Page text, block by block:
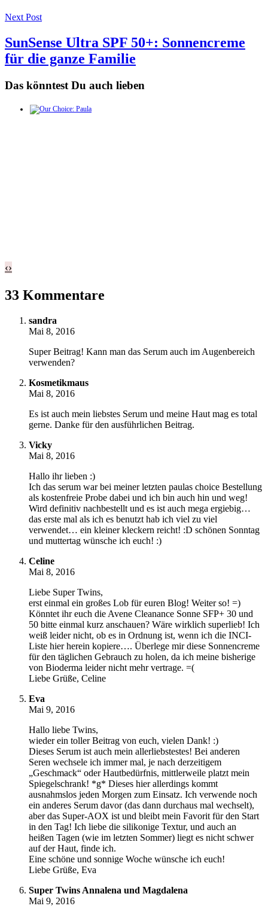
Next Post
SunSense Ultra SPF 50+: Sonnencreme
für die ganze Familie
Das könntest Du auch lieben
‹›
33 Kommentare
sandra
Mai 8, 2016
Super Beitrag! Kann man das Serum auch im Augenbereich
verwenden?
Kosmetikmaus
Mai 8, 2016
Es ist auch mein liebstes Serum und meine Haut mag es total
gerne. Danke für den ausführlichen Beitrag.
Vicky
Mai 8, 2016
Hallo ihr lieben :)
Ich das serum war bei meiner letzten paulas choice Bestellung
als kostenfreie Probe dabei und ich bin auch hin und weg!
Wird definitiv nachbestellt und es ist auch mega ergiebig…
das erste mal als ich es benutzt hab ich viel zu viel
verwendet… ein kleiner kleckern reicht! :D schönen Sonntag
und muttertag wünsche ich euch! :)
Celine
Mai 8, 2016
Liebe Super Twins,
erst einmal ein großes Lob für euren Blog! Weiter so! =)
Könntet ihr euch die Avene Cleanance Sonne SFP+ 30 und
50 bitte einmal kurz anschauen? Wäre wirklich superlieb! Ich
weiß leider nicht, ob es in Ordnung ist, wenn ich die INCI-
Liste hier herein kopiere…. Überlege mir diese Sonnencreme
für den täglichen Gebrauch zu holen, da ich meine bisherige
von Bioderma leider nicht mehr vertrage. =(
Liebe Grüße, Celine
Eva
Mai 9, 2016
Hallo liebe Twins,
wieder ein toller Beitrag von euch, vielen Dank! :)
Dieses Serum ist auch mein allerliebstestes! Bei anderen
Seren wechsele ich immer mal, je nach derzeitigem
„Geschmack“ oder Hautbedürfnis, mittlerweile platzt mein
Spiegelschrank! *g* Dieses hier allerdings kommt
ausnahmslos jeden Morgen zum Einsatz. Ich verwende noch
ein anderes Serum davor (das dann durchaus mal wechselt),
aber das Super-AOX ist und bleibt mein Favorit für den Start
in den Tag! Ich liebe die silikonige Textur, und auch an
heißen Tagen (wie im letzten Sommer) liegt es nicht schwer
auf der Haut, finde ich.
Eine schöne und sonnige Woche wünsche ich euch!
Liebe Grüße, Eva
Super Twins Annalena und Magdalena
Mai 9, 2016